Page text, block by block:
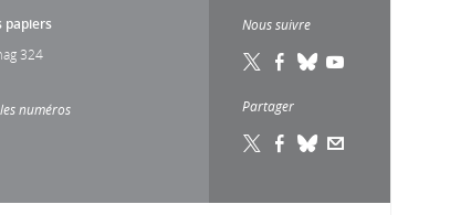
papiers
324
numéros
Nous suivre
Partager